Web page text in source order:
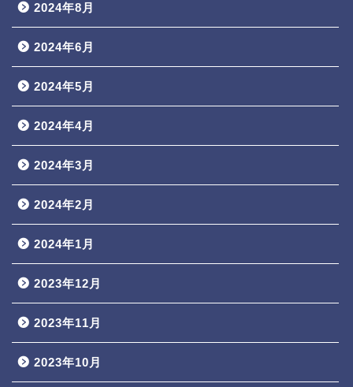
2024年8月
2024年6月
2024年5月
2024年4月
2024年3月
2024年2月
2024年1月
2023年12月
2023年11月
2023年10月